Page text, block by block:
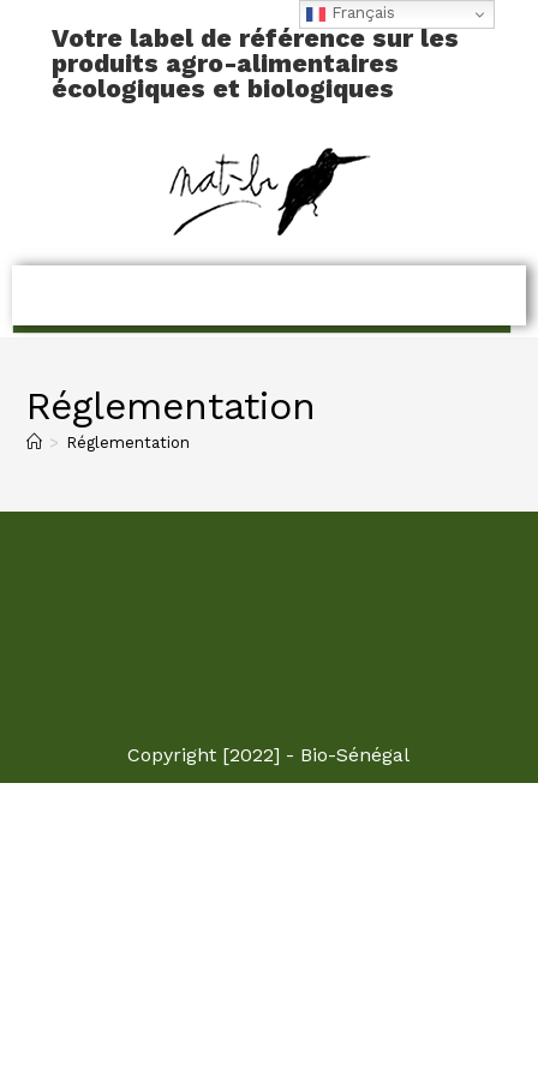
Votre label de référence sur les
produits agro-alimentaires
écologiques et biologiques
Réglementation
> Réglementation
Copyright [2022] - Bio-Sénégal
Français